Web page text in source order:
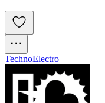
TechnoElectro